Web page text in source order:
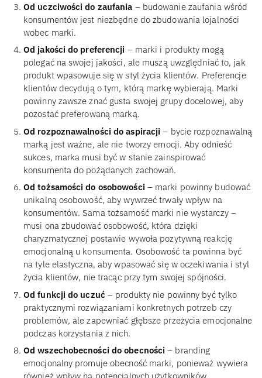
Od uczciwości do zaufania – budowanie zaufania wśród
konsumentów jest niezbędne do zbudowania lojalności
wobec marki.
Od jakości do preferencji – marki i produkty mogą
polegać na swojej jakości, ale muszą uwzględniać to, jak
produkt wpasowuje się w styl życia klientów. Preferencje
klientów decydują o tym, którą markę wybierają. Marki
powinny zawsze znać gusta swojej grupy docelowej, aby
pozostać preferowaną marką.
Od rozpoznawalności do aspiracji– bycie rozpoznawalną
marką jest ważne, ale nie tworzy emocji. Aby odnieść
sukces, marka musi być w stanie zainspirować
konsumenta do pożądanych zachowań.
Od tożsamości do osobowości – marki powinny budować
unikalną osobowość, aby wywrzeć trwały wpływ na
konsumentów. Sama tożsamość marki nie wystarczy –
musi ona zbudować osobowość, która dzięki
charyzmatycznej postawie wywoła pozytywną reakcję
emocjonalną u konsumenta. Osobowość ta powinna być
na tyle elastyczna, aby wpasować się w oczekiwania i styl
życia klientów, nie tracąc przy tym swojej spójności.
Od funkcji do uczuć – produkty nie powinny być tylko
praktycznymi rozwiązaniami konkretnych potrzeb czy
problemów, ale zapewniać głębsze przeżycia emocjonalne
podczas korzystania z nich.
Od wszechobecności do obecności – branding
emocjonalny promuje obecność marki, ponieważ wywiera